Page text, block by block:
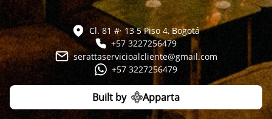
Cl. 81 #· 13 5 Piso 4, Bogotá
+57 3227256479
serattaservicioalcliente@gmail.com
+57 3227256479
Built by Apparta